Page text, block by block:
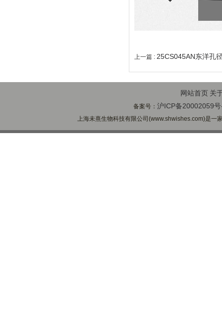
上一篇 : 25CS045AN东洋孔
网站首页 关
备案号：沪ICP备20002059
上海未熹生物科技有限公司(www.shwishes.com)是一